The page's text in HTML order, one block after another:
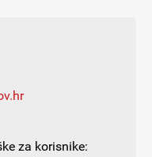
za korisnike: